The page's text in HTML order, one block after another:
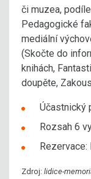
či muzea,
Pedagogické
mediální
(Skočte do
knihách,
doupěte,
Účastnický
Rozsah 6
Zdroj: lidice-